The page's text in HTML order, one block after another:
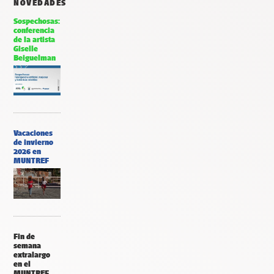
NOVEDADES
Sospechosas:
conferencia
de la artista
Giselle
Beiguelman
Vacaciones
de invierno
2026 en
MUNTREF
Fin de
semana
extralargo
en el